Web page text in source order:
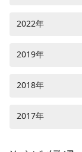
2022年
2019年
2018年
2017年